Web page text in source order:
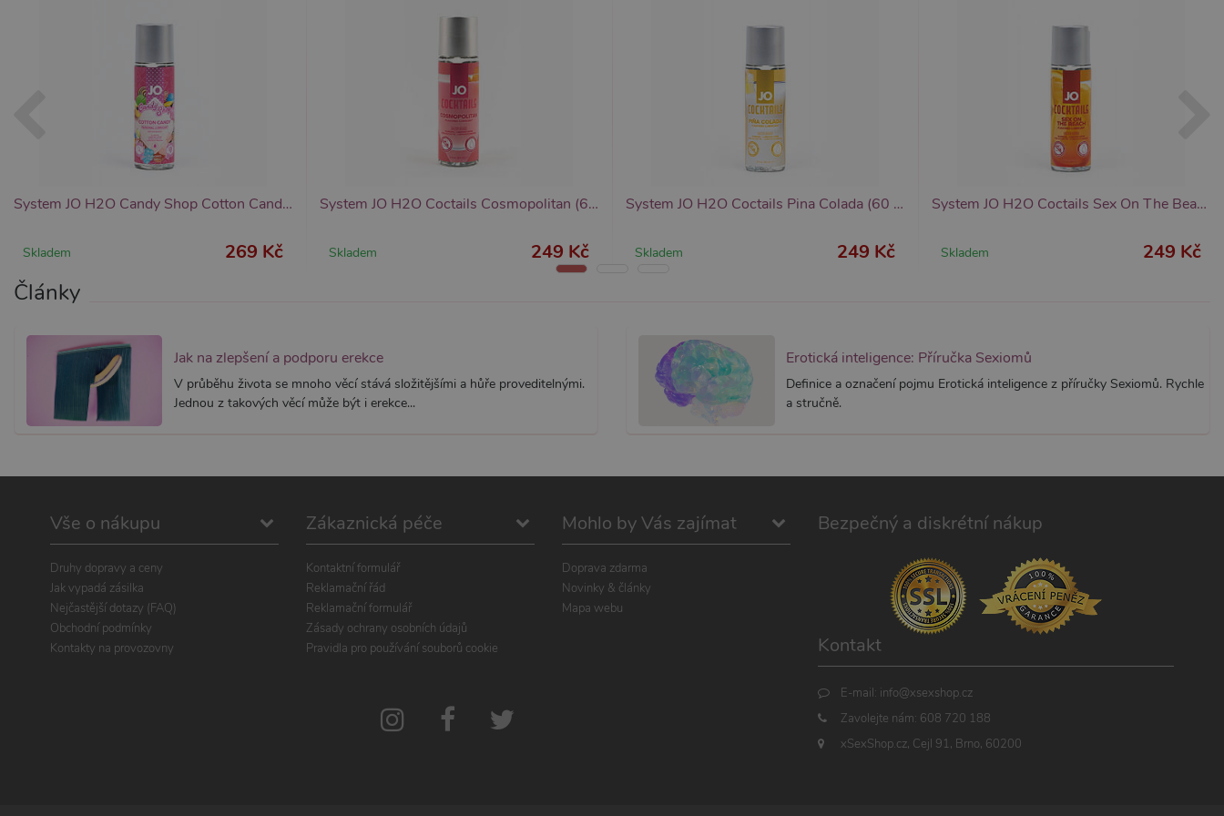
System JO H2O Candy Shop Cotton Candy (60 ml), sladký lubrikační gel
Skladem 269 Kč
System JO H2O Coctails Cosmopolitan (60 ml), ochucený lubrikační gel
Skladem 249 Kč
System JO H2O Coctails Pina Colada (60 ml), ochucený lubrikační gel
Skladem 249 Kč
System JO H2O Coctails Sex On The Beach (60 ml), ochucený lubrikační gel
Skladem 249 Kč
Články
Jak na zlepšení a podporu erekce
V průběhu života se mnoho věcí stává složitějšími a hůře proveditelnými.
Jednou z takových věcí může být i erekce...
Erotická inteligence: Příručka Sexiomů
Definice a označení pojmu Erotická inteligence z příručky Sexiomů. Rychle
a stručně.
Vše o nákupu
Druhy dopravy a ceny
Jak vypadá zásilka
Nejčastější dotazy (FAQ)
Obchodní podmínky
Kontakty na provozovny
Zákaznická péče
Kontaktní formulář
Reklamační řád
Reklamační formulář
Zásady ochrany osobních údajů
Pravidla pro používání souborů cookie
Mohlo by Vás zajímat
Doprava zdarma
Novinky & články
Mapa webu
Bezpečný a diskrétní nákup
Kontakt
E-mail: info@xsexshop.cz
Zavolejte nám: 608 720 188
xSexShop.cz, Cejl 91, Brno, 60200
Popis
Tento název souboru cookie je spojen s Google Universal Analytics - což je významná aktualizace běžněji
používané analytické služby Google. Tento soubor cookie se používá k rozlišení jedinečných uživatelů
přiřazením náhodně vygenerovaného čísla jako identifikátoru klienta. Je součástí každého požadavku na
stránku na webu a slouží k výpočtu údajů o návštěvnících, relacích a kampaních pro analytické přehledy
webů.
Vyprší Popis
1 rok
Widget živého chatu nastavuje soubory cookie pro uložení ID živého chatu Zopim používaného k
identifikaci zařízení napříč návštěvami.